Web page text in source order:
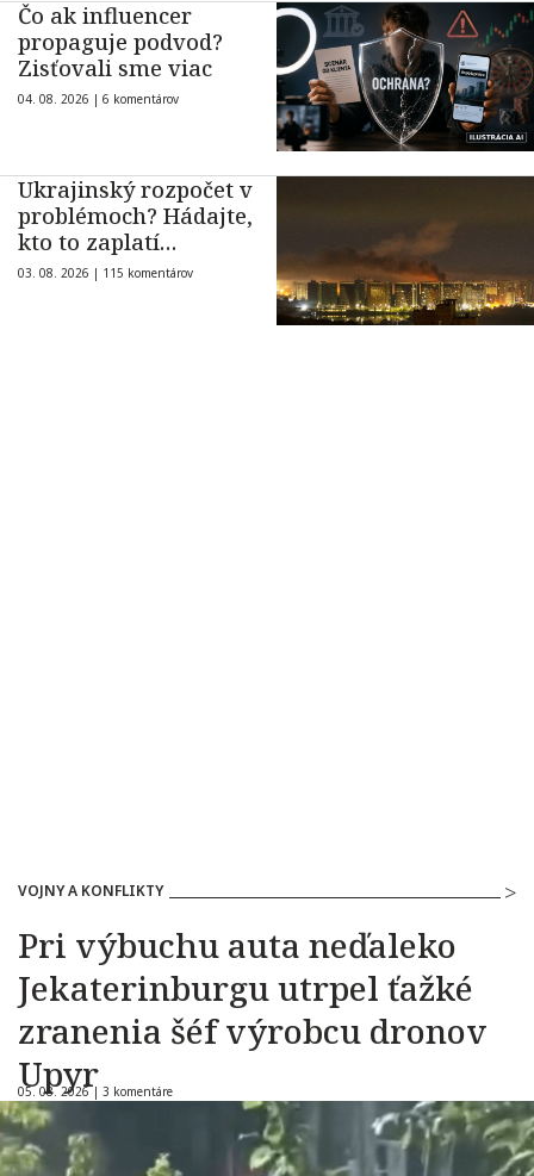
Čo ak influencer
propaguje podvod?
Zisťovali sme viac
04. 08. 2026 | 6 komentárov
Ukrajinský rozpočet v
problémoch? Hádajte,
kto to zaplatí…
03. 08. 2026 | 115 komentárov
VOJNY A KONFLIKTY
Pri výbuchu auta neďaleko
Jekaterinburgu utrpel ťažké
zranenia šéf výrobcu dronov
Upyr
05. 08. 2026 | 3 komentáre